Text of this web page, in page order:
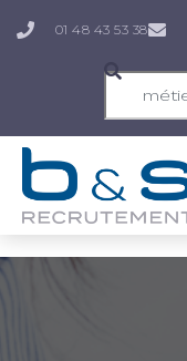
01 48 43 53 38